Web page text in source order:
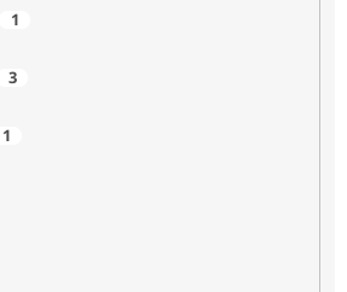
1
3
1